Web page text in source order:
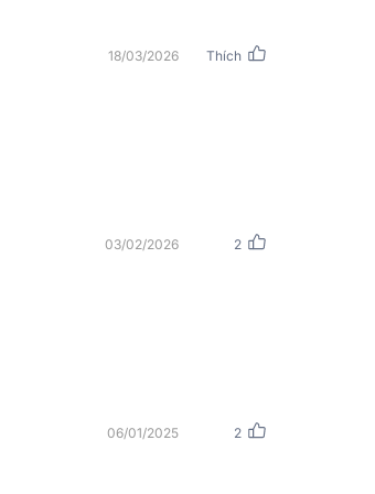
18/03/2026 Thích
03/02/2026 2
06/01/2025 2